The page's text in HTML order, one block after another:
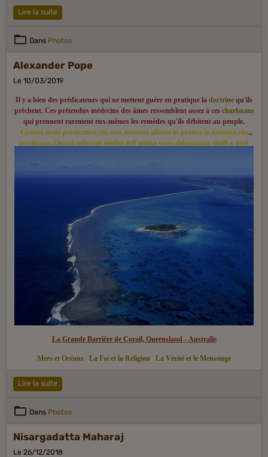
Lire la suite
Dans Photos
Alexander Pope
Le 10/03/2019
Il y a bien des prédicateurs qui ne mettent guère en pratique la doctrine qu'ils
prêchent. Ces prétendus médecins des âmes ressemblent assez à ces charlatans
qui prennent rarement eux-mêmes les remèdes qu'ils débitent au peuple.
Ci sono molti predicatori che non mettono affatto in pratica la dottrina che
predicano. Questi sedicenti medici dell'anima sono abbastanza simili a quei
La Grande Barrière de Corail, Queensland - Australie
Mers et Océans La Foi et la Religion La Vérité et le Mensonge
Lire la suite
Dans Photos
Nisargadatta Maharaj
Le 26/12/2018